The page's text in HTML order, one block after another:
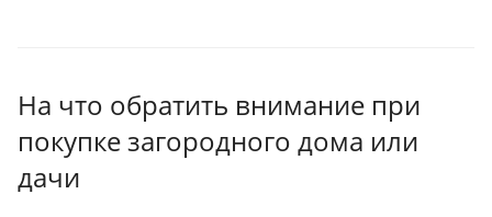
На что обратить внимание при
покупке загородного дома или
дачи